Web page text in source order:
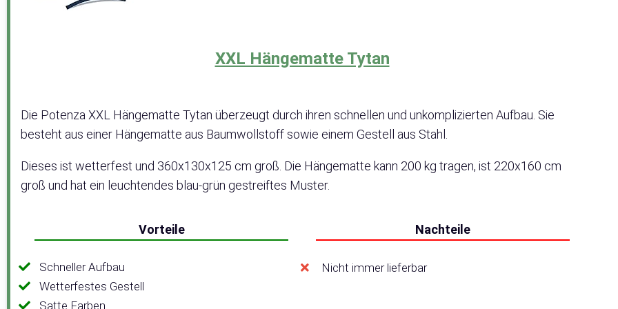
XXL Hängematte Tytan
Die Potenza XXL Hängematte Tytan überzeugt durch ihren schnellen und unkomplizierten Aufbau. Sie
besteht aus einer Hängematte aus Baumwollstoff sowie einem Gestell aus Stahl.
Dieses ist wetterfest und 360x130x125 cm groß. Die Hängematte kann 200 kg tragen, ist 220x160 cm
groß und hat ein leuchtendes blau-grün gestreiftes Muster.
Vorteile
Schneller Aufbau
Wetterfestes Gestell
Satte Farben
Nachteile
Nicht immer lieferbar